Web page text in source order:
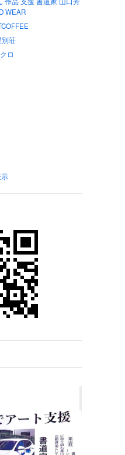
WEAR
別荘
ロ